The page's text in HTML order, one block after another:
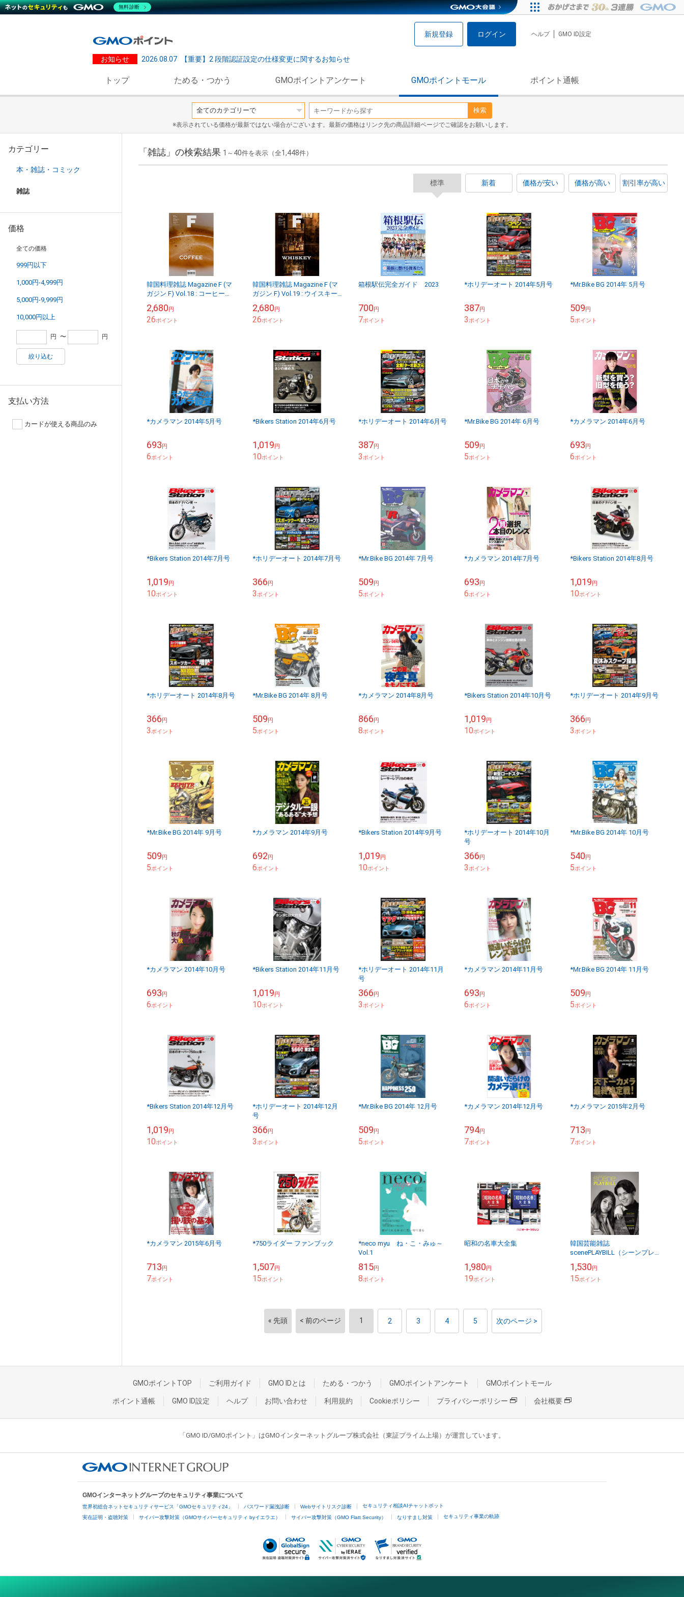
新規登録 ログイン ヘルプ GMO ID設定
お知らせ 2026.08.07 【重要】2 段階認証設定の仕様変更に関するお知らせ
トップ ためる・つかう GMOポイントアンケート GMOポイントモール ポイント通帳
検索
※表示されている価格が最新ではない場合がございます。最新の価格はリンク先の商品詳細ページでご確認をお願いします。
カテゴリー
本・雑誌・コミック
雑誌
価格
全ての価格
999円以下
1,000円-4,999円
5,000円-9,999円
10,000円以上
円 〜 円
絞り込む
支払い方法
カードが使える商品のみ
「雑誌」の検索結果 1 ～ 40件を表示（全1,448件）
標準 新着 価格が安い 価格が高い 割引率が高い
韓国料理雑誌 Magazine F (マ
ガジン F) Vol.18 : コーヒー
2,680円
26ポイント
韓国料理雑誌 Magazine F (マ
ガジン F) Vol.19 : ウイスキー
2,680円
26ポイント
箱根駅伝完全ガイド 2023
700円
7ポイント
*ホリデーオート 2014年5月号
387円
3ポイント
*Mr.Bike BG 2014年 5月号
509円
5ポイント
*カメラマン 2014年5月号
693円
6ポイント
*Bikers Station 2014年6月号
1,019円
10ポイント
*ホリデーオート 2014年6月号
387円
3ポイント
*Mr.Bike BG 2014年 6月号
509円
5ポイント
*カメラマン 2014年6月号
693円
6ポイント
*Bikers Station 2014年7月号
1,019円
10ポイント
*ホリデーオート 2014年7月号
366円
3ポイント
*Mr.Bike BG 2014年 7月号
509円
5ポイント
*カメラマン 2014年7月号
693円
6ポイント
*Bikers Station 2014年8月号
1,019円
10ポイント
*ホリデーオート 2014年8月号
366円
3ポイント
*Mr.Bike BG 2014年 8月号
509円
5ポイント
*カメラマン 2014年8月号
866円
8ポイント
*Bikers Station 2014年10月号
1,019円
10ポイント
*ホリデーオート 2014年9月号
366円
3ポイント
*Mr.Bike BG 2014年 9月号
509円
5ポイント
*カメラマン 2014年9月号
692円
6ポイント
*Bikers Station 2014年9月号
1,019円
10ポイント
*ホリデーオート 2014年10月
号
366円
3ポイント
*Mr.Bike BG 2014年 10月号
540円
5ポイント
*カメラマン 2014年10月号
693円
6ポイント
*Bikers Station 2014年11月号
1,019円
10ポイント
*ホリデーオート 2014年11月
号
366円
3ポイント
*カメラマン 2014年11月号
693円
6ポイント
*Mr.Bike BG 2014年 11月号
509円
5ポイント
*Bikers Station 2014年12月号
1,019円
10ポイント
*ホリデーオート 2014年12月
号
366円
3ポイント
*Mr.Bike BG 2014年 12月号
509円
5ポイント
*カメラマン 2014年12月号
794円
7ポイント
*カメラマン 2015年2月号
713円
7ポイント
*カメラマン 2015年6月号
713円
7ポイント
*750ライダー ファンブック
1,507円
15ポイント
*neco myu ね・こ・みゅ～
Vol.1
815円
8ポイント
昭和の名車大全集
1,980円
19ポイント
韓国芸能雑誌
scenePLAYBILL（シーンプレ
ム・ヘヨン＆チョン・ドンフ
ァ表紙/イ・スン...
1,530円
15ポイント
« 先頭 < 前のページ 1 2 3 4 5 次のページ >
GMOポイントTOP ご利用ガイド GMO IDとは ためる・つかう GMOポイントアンケート GMOポイントモール
ポイント通帳 GMO ID設定 ヘルプ お問い合わせ 利用規約 Cookieポリシー プライバシーポリシー 会社概要
「GMO ID/GMOポイント」はGMOインターネットグループ株式会社（東証プライム上場）が運営しています。
GMOインターネットグループのセキュリティ事業について
世界初総合ネットセキュリティサービス「GMOセキュリティ24」 パスワード漏洩診断 Webサイトリスク診断 セキュリティ相談AIチャットボット
実在証明・盗聴対策 サイバー攻撃対策（GMOサイバーセキュリティ byイエラエ） サイバー攻撃対策（GMO Flatt Security） なりすまし対策 セキュリティ事業の軌跡
無料診断